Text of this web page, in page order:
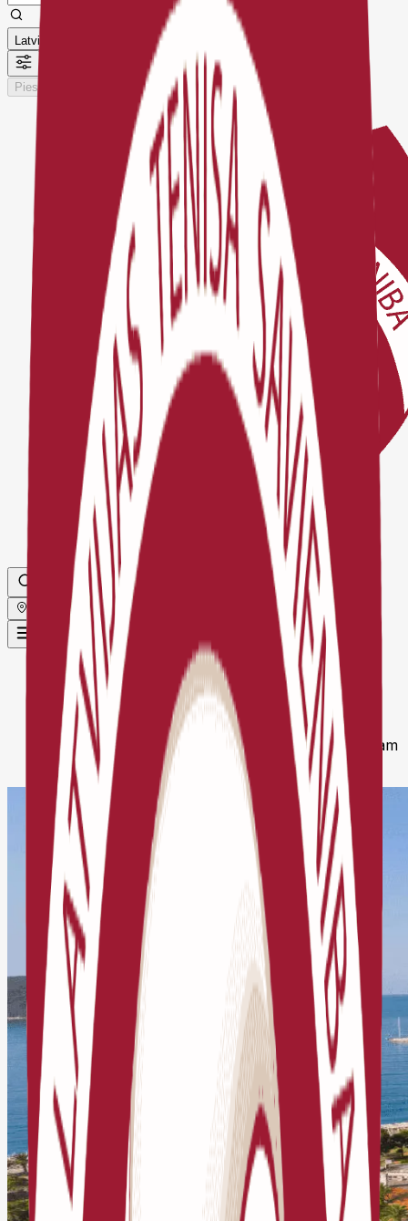
Latviešu
Pieslēgties Reģistrēties
Sākums
Jaunumi
Atvērta pieteikšanās Eiropas jauniešu čempionātam
Melnkalnē